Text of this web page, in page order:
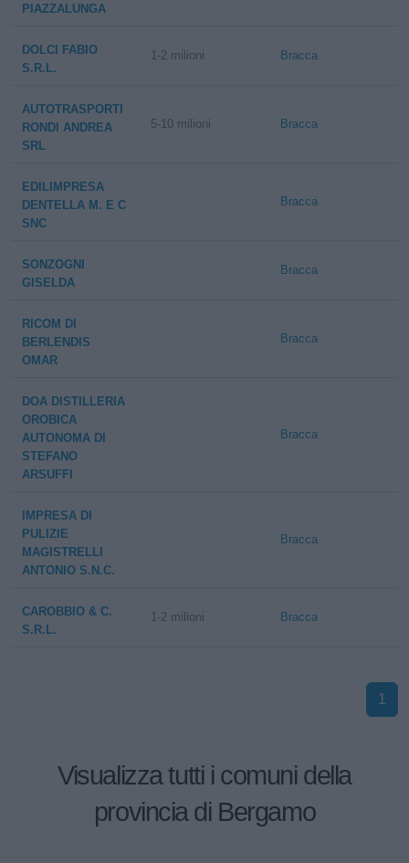
PIAZZALUNGA
DOLCI FABIO
S.R.L.
1-2 milioni Bracca
AUTOTRASPORTI
RONDI ANDREA
SRL
5-10 milioni Bracca
EDILIMPRESA
DENTELLA M. E C
SNC
Bracca
SONZOGNI
GISELDA
Bracca
RICOM DI
BERLENDIS
OMAR
Bracca
DOA DISTILLERIA
OROBICA
AUTONOMA DI
STEFANO
ARSUFFI
Bracca
IMPRESA DI
PULIZIE
MAGISTRELLI
ANTONIO S.N.C.
Bracca
CAROBBIO & C.
S.R.L.
1-2 milioni Bracca
1
Visualizza tutti i comuni della
provincia di Bergamo